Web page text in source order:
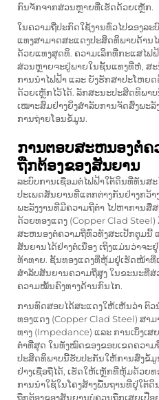
ກົນຈັກຈາກສ່ວນຫຼາຍທີ່ເຮັດດ້ວຍເຫຼັກ.
ໃນຄວາມຖີ່ປະກົດໃຊ້ງານທົ່ວໄປຂອງລ
ແທງສາມາດສະແດງປະສິດທິພາບດ້ານ
ດ້ວຍແທງສຸດທິ. ຄວາມເລິກທີ່ກະແສໄຟ
ສ່ວນຫຼາຍຈະຢູ່ພາຍໃນຊັ້ນແທງທີ່ຫໍ່, ສະ
ການນຳໄຟຟ້າ ແລະ ຍັງຮັກສາປະໂຫຍ
ດ້ວຍເຫຼັກໄວ້ໄດ້. ລັກສະນະປະສິດທິພາ
ເໝາະສົມຢ່າງຍິ່ງສຳລັບການຈັດສົ່ງພະລັ
ການຖ່າຍໂອນຂໍ້ມູນ.
ການຕອບສະຫນອງຕໍ່ຄ
ຖືກຕ້ອງຂອງສັນຍານ
ລະບົບການເຊື່ອມຕໍ່ໄຟຟ້າໃຕ້ດິນທີ່ທັນສ
ປະເພດສັນຍານທີ່ແຕກຕ່າງກັນຢ່າງກວ້າ
ພະລັງງານທີ່ມີຄວາມຖີ່ຕ່ຳ ໄປຫາການ
ດ້ວຍທອງແດງ (Copper Clad
ສະຫນອງຕໍ່ຄວາມຖີ່ທົ່ວທັງສະເປັກຕູມນີ້
ສັນຍານໄດ້ຢ່າງຕໍ່ເນື່ອງ ເຖິງແມ່ນວ່າຈ
ທ້າທາຍ. ຊັ້ນທອງແດງທີ່ຫຸ້ມຢູ່ເຮັດໜ້າທີ່
ສຳລັບສັນຍານຄວາມຖີ່ສູງ ໃນຂະນະທີ່
ຄວາມໝັ້ນຄົງທາງດ້ານກົນໄກ.
ການທົດສອບໄດ້ສະແດງໃຫ້ເຫັນວ່າ ຕົ
ທອງແດງ (Copper Clad Steel) ສ
ທາງ (Impedance) ແລະ ການເບິ່ງເ
ຕ່ຳທີ່ສຸດ ໃນທັງໝົດຂອງຂອບເຂດຄວາມ
ປະສິດທິພາບນີ້ຮັບປະກັນໃຫ້ການສົ່ງຂໍ້
ຢ່າງເຊື່ອຖືໄດ້, ເຮັດໃຫ້ເຫຼັກທີ່ຫຸ້ມດ້ວຍທ
ການນຳໃຊ້ໃນໂຄງສ້າງພື້ນຖານທີ່ຢູ່ໃຕ້
ຖືກຕ້ອງຂອງສັນຍານບໍ່ຄວນຖືກເສຍເປື່ອ